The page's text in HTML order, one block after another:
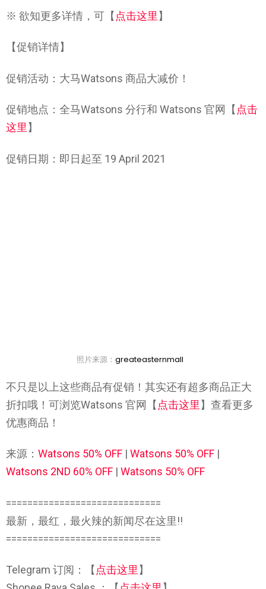
※ 欲知更多详情，可【点击这里】
【促销详情】
促销活动：大马Watsons 商品大减价！
促销地点：全马Watsons 分行和 Watsons 官网【 点击
这里 】
促销日期：即日起至 19 April 2021
照片来源： greateasternmall
不只是以上这些商品有促销！其实还有超多商品正大
折扣哦！可浏览Watsons 官网【点击这里】查看更多
优惠商品！
来源： Watsons 50% OFF | Watsons 50% OFF |
Watsons 2ND 60% OFF | Watsons 50% OFF
=============================
最新，最红，最火辣的新闻尽在这里!!
=============================
Telegram 订阅：【 点击这里 】